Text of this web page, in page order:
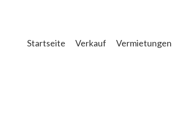
Startseite Verkauf Vermietungen